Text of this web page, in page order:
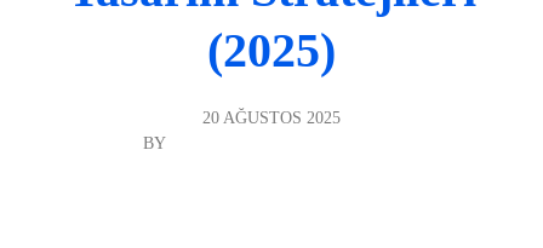
(2025)
20 AĞUSTOS 2025
BY